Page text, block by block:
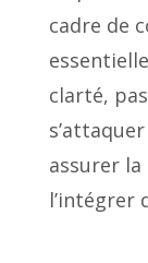
cadre de
clarté,
assurer la
l’intégrer